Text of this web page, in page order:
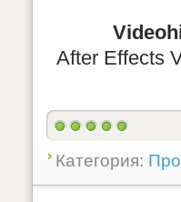
After Effects
Категория: